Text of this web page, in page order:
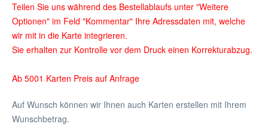
Teilen Sie uns während des Bestellablaufs unter "Weitere
Optionen" im Feld "Kommentar" Ihre Adressdaten mit, welche
wir mit in die Karte integrieren.
Sie erhalten zur Kontrolle vor dem Druck einen Korrekturabzug.
Ab 5001 Karten Preis auf Anfrage
Auf Wunsch können wir Ihnen auch Karten erstellen mit Ihrem
Wunschbetrag.